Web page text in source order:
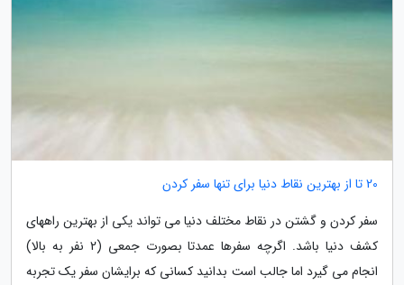
20 تا از بهترین نقاط دنیا برای تنها سفر کردن
سفر کردن و گشتن در نقاط مختلف دنیا می تواند یکی از بهترین راههای
کشف دنیا باشد. اگرچه سفرها عمدتا بصورت جمعی (2 نفر به بالا)
انجام می گیرد اما جالب است بدانید کسانی که برایشان سفر یک تجربه